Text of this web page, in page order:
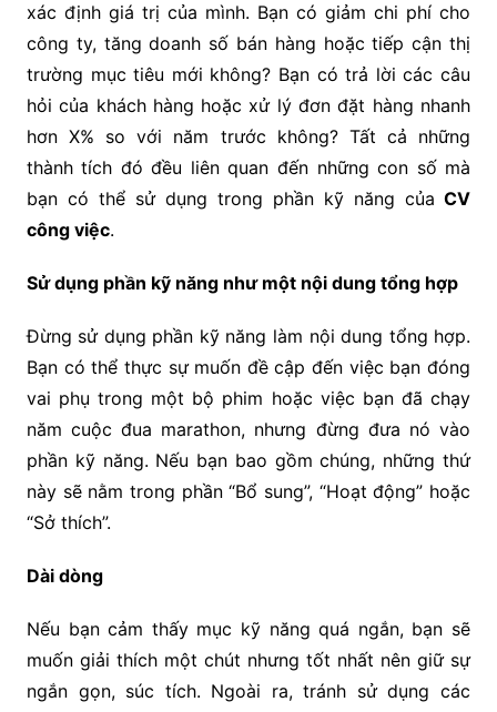
xác định giá trị của mình. Bạn có giảm chi phí cho
công ty, tăng doanh số bán hàng hoặc tiếp cận thị
trường mục tiêu mới không? Bạn có trả lời các câu
hỏi của khách hàng hoặc xử lý đơn đặt hàng nhanh
hơn X% so với năm trước không? Tất cả những
thành tích đó đều liên quan đến những con số mà
bạn có thể sử dụng trong phần kỹ năng của CV
công việc.
Sử dụng phần kỹ năng như một nội dung tổng hợp
Đừng sử dụng phần kỹ năng làm nội dung tổng hợp.
Bạn có thể thực sự muốn đề cập đến việc bạn đóng
vai phụ trong một bộ phim hoặc việc bạn đã chạy
năm cuộc đua marathon, nhưng đừng đưa nó vào
phần kỹ năng. Nếu bạn bao gồm chúng, những thứ
này sẽ nằm trong phần “Bổ sung”, “Hoạt động” hoặc
“Sở thích”.
Dài dòng
Nếu bạn cảm thấy mục kỹ năng quá ngắn, bạn sẽ
muốn giải thích một chút nhưng tốt nhất nên giữ sự
ngắn gọn, súc tích. Ngoài ra, tránh sử dụng các